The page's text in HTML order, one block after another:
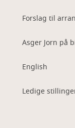
Forslag til
Asger Jorn på
English
Ledige